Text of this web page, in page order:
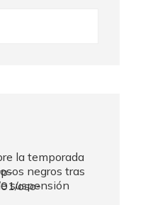
la temporada
negros tras
suspensión